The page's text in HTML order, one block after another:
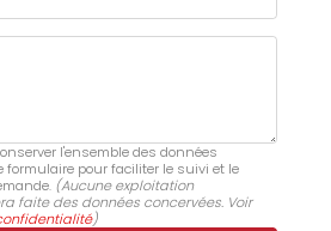
l'ensemble des données
pour faciliter le suivi et le
(Aucune exploitation
faite des données concervées. Voir
)